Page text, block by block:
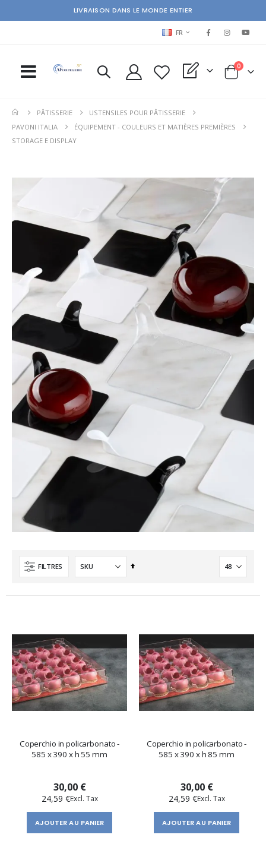
LIVRAISON DANS LE MONDE ENTIER
LANGUAGE
FR
My Quote Cart
0items
PÂTISSERIE
USTENSILES POUR PÂTISSERIE
PAVONI ITALIA
ÉQUIPEMENT - COULEURS ET MATIÈRES PREMIÈRES
STORAGE E DISPLAY
FILTRES
Ordre
Coperchio in policarbonato -
585 x 390 x h 55 mm
30,00 €
24,59 €
AJOUTER AU PANIER
Coperchio in policarbonato -
585 x 390 x h 85 mm
30,00 €
24,59 €
AJOUTER AU PANIER